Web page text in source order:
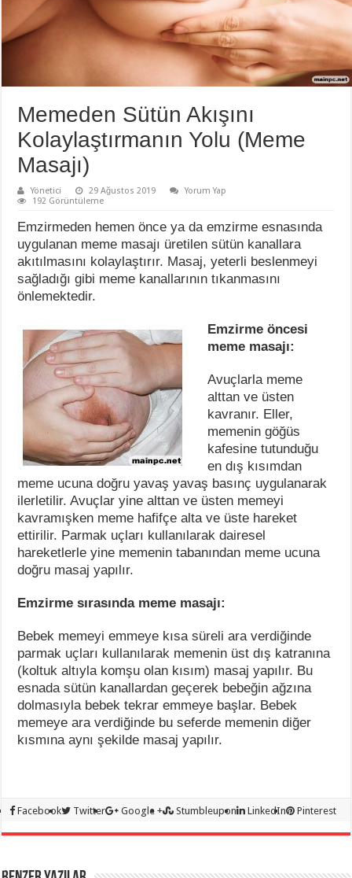
Memeden Sütün Akışını
Kolaylaştırmanın Yolu (Meme
Masajı)
Yönetici 29 Ağustos 2019
Yorum Yap
192 Görüntüleme
Emzirmeden hemen önce ya da emzirme esnasında
uygulanan meme masajı üretilen sütün kanallara
akıtılmasını kolaylaştırır. Masaj, yeterli beslenmeyi
sağladığı gibi meme kanallarının tıkanmasını
önlemektedir.
Emzirme öncesi
meme masajı:
Avuçlarla meme
alttan ve üsten
kavranır. Eller,
memenin göğüs
kafesine tutunduğu
en dış kısımdan
meme ucuna doğru yavaş yavaş basınç uygulanarak
ilerletilir. Avuçlar yine alttan ve üsten memeyi
kavramışken meme hafifçe alta ve üste hareket
ettirilir. Parmak uçları kullanılarak dairesel
hareketlerle yine memenin tabanından meme ucuna
doğru masaj yapılır.
Emzirme sırasında meme masajı:
Bebek memeyi emmeye kısa süreli ara verdiğinde
parmak uçları kullanılarak memenin üst dış katranına
(koltuk altıyla komşu olan kısım) masaj yapılır. Bu
esnada sütün kanallardan geçerek bebeğin ağzına
dolmasıyla bebek tekrar emmeye başlar. Bebek
memeye ara verdiğinde bu seferde memenin diğer
kısmına aynı şekilde masaj yapılır.
Facebook Twitter Google + Stumbleupon LinkedIn Pinterest